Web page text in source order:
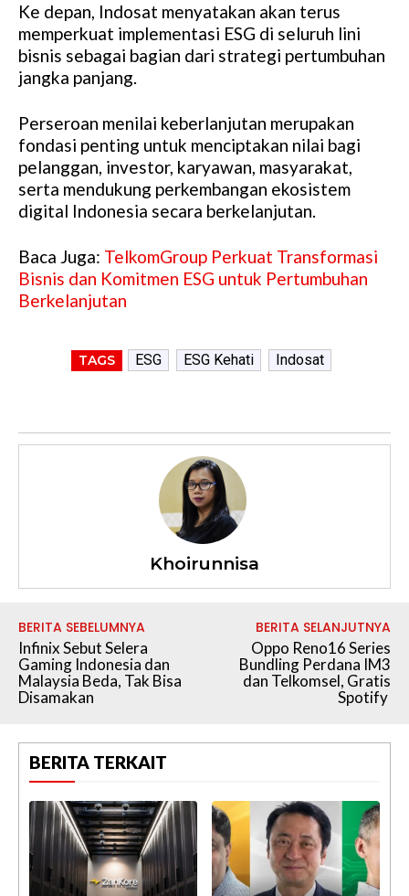
Ke depan, Indosat menyatakan akan terus
memperkuat implementasi ESG di seluruh lini
bisnis sebagai bagian dari strategi pertumbuhan
jangka panjang.
Perseroan menilai keberlanjutan merupakan
fondasi penting untuk menciptakan nilai bagi
pelanggan, investor, karyawan, masyarakat,
serta mendukung perkembangan ekosistem
digital Indonesia secara berkelanjutan.
Baca Juga: TelkomGroup Perkuat Transformasi
Bisnis dan Komitmen ESG untuk Pertumbuhan
Berkelanjutan
TAGS ESG ESG Kehati Indosat
Khoirunnisa
BERITA SEBELUMNYA
Infinix Sebut Selera
Gaming Indonesia dan
Malaysia Beda, Tak Bisa
Disamakan
BERITA SELANJUTNYA
Oppo Reno16 Series
Bundling Perdana IM3
dan Telkomsel, Gratis
Spotify
BERITA TERKAIT